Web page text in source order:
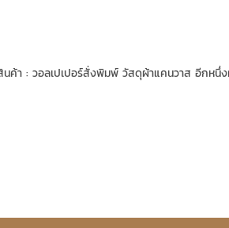
ค้า : วอลเปเปอร์สั่งพิมพ์ วัสดุผ้าแคนวาส อีกหนึ่